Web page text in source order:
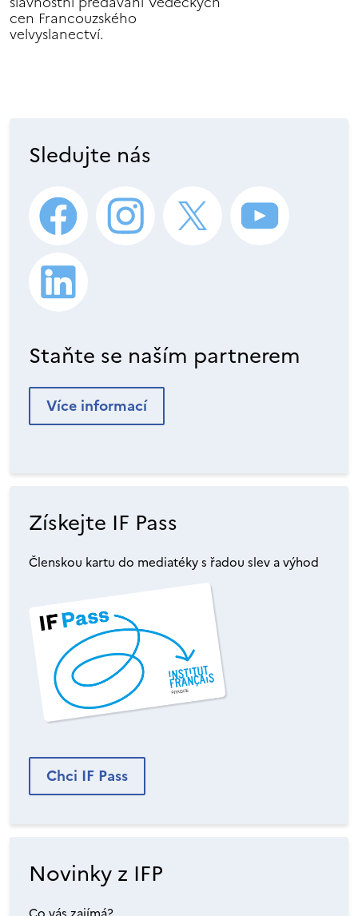
cen Francouzského
velvyslanectví.
Sledujte nás
Staňte se naším partnerem
Více informací
Získejte IF Pass
Členskou kartu do mediatéky s řadou slev a výhod
Chci IF Pass
Novinky z IFP